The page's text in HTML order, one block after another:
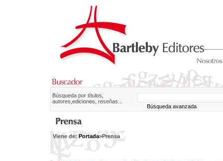
Búsqueda por títulos,
autores,ediciones, reseñas...
Búsqueda avanzada
Viene de: Portada>Prensa